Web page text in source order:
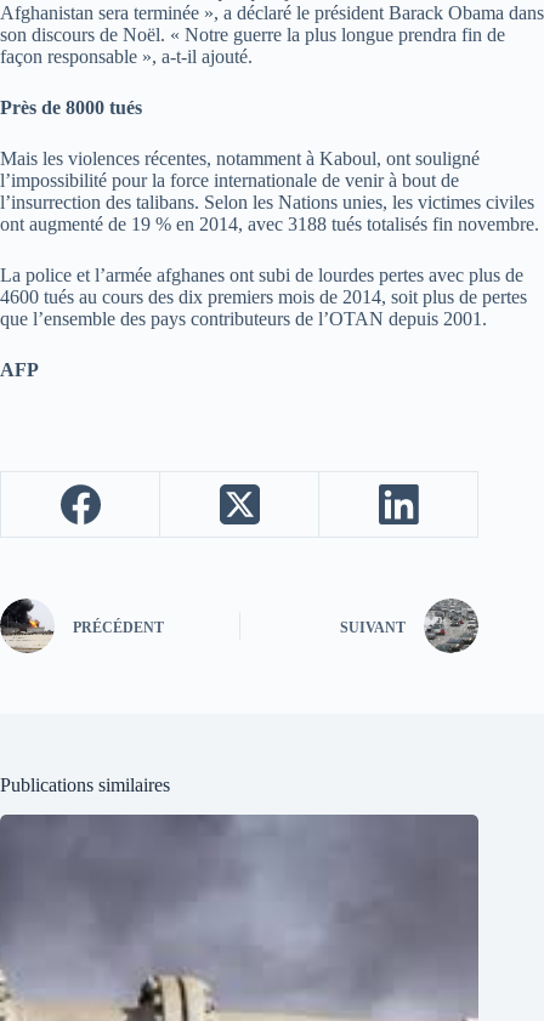
Afghanistan sera terminée », a déclaré le président Barack Obama dans
son discours de Noël. « Notre guerre la plus longue prendra fin de
façon responsable », a-t-il ajouté.
Près de 8000 tués
Mais les violences récentes, notamment à Kaboul, ont souligné
l’impossibilité pour la force internationale de venir à bout de
l’insurrection des talibans. Selon les Nations unies, les victimes civiles
ont augmenté de 19 % en 2014, avec 3188 tués totalisés fin novembre.
La police et l’armée afghanes ont subi de lourdes pertes avec plus de
4600 tués au cours des dix premiers mois de 2014, soit plus de pertes
que l’ensemble des pays contributeurs de l’OTAN depuis 2001.
AFP
PRÉCÉDENT SUIVANT
Publications similaires